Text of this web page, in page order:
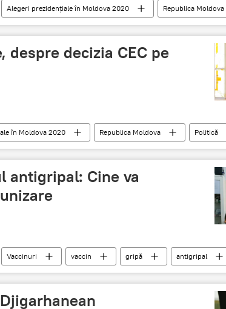
Alegeri prezidențiale în Moldova 2020
Republica Moldova
scrutin electoral
despre decizia CEC pe
în Moldova 2020 Republica Moldova
Politică
Membru CEC CEC
antigripal: Cine va
Vaccinuri vaccin gripă
antigripal